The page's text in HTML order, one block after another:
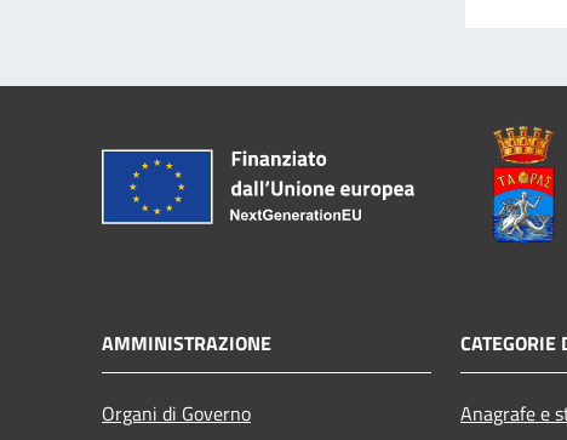
AMMINISTRAZIONE
Organi di Governo
Anagrafe e